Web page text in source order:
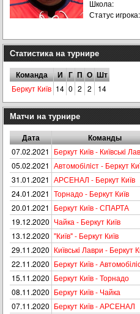
Школа:
Статус игрока:
Статистика на турнире
Команда И Г П О Шт
Беркут Київ 14 0 2 2 14
Матчи на турнире
Дата Команды
07.02.2021 Беркут Київ - Київськi
05.02.2021 Автомобiлiст - Беркут
31.01.2021 АРСЕНАЛ - Беркут Київ
24.01.2021 Торнадо - Беркут Київ
20.01.2021 Беркут Київ - СПАРТА
19.12.2020 Чайка - Беркут Київ
13.12.2020 "Київ" - Беркут Київ
29.11.2020 Київськi Лаври - Беркут
22.11.2020 Беркут Київ -
15.11.2020 Беркут Київ - Торнадо
08.11.2020 Беркут Київ - Чайка
07.11.2020 Беркут Київ - АРСЕНАЛ